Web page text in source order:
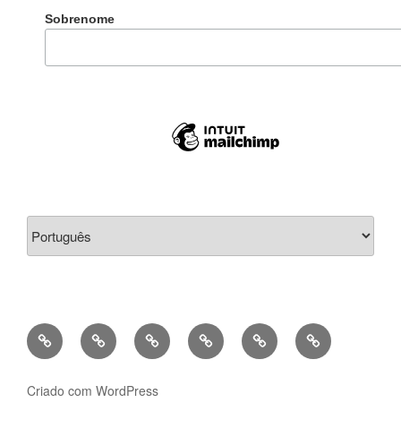
Sobrenome
um
Bio Criações/Works
Projetos
Pedagógicos/teaching
Contactos/Contacts
PortuguêsEnglish
Criado com WordPress